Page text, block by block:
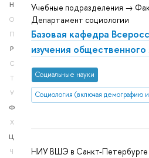
Н
О
П
Р
С
Т
У
Ф
Х
Ц
Ч
Учебные подразделения →
Департамент социологии
Базовая кафедра
изучения
Социальные науки
НИУ ВШЭ в Санкт-